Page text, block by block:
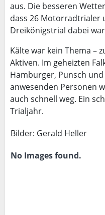
aus. Die besseren
dass 26 Motorradtrialer
Dreikönigstrial dabei
Kälte war kein Thema –
Aktiven. Im geheizten
Hamburger, Punsch
anwesenden Personen
auch schnell weg. Ein
Trialjahr.
Bilder: Gerald Heller
No Images found.